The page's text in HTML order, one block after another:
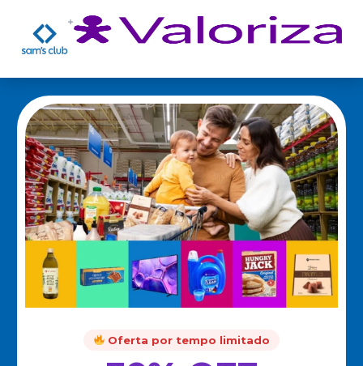
Oferta por tempo limitado